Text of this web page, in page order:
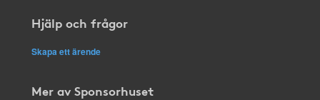
Hjälp och frågor
Skapa ett ärende
Mer av Sponsorhuset